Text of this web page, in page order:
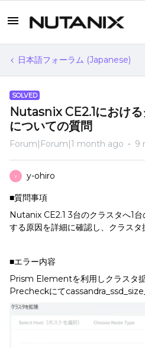
日本語フォーラム (Japanese)
SOLVED
Nutasnix CE2.1におけ
についての質問
Forum|Forum|1 month ago 9
Y y-ohiro
■質問事項
Nutanix CE2.1 3台のクラスタへ1
する原因を詳細に確認し、クラスタ
■エラー内容
Prism Elementを利用しクラスタ拡
Precheckにて